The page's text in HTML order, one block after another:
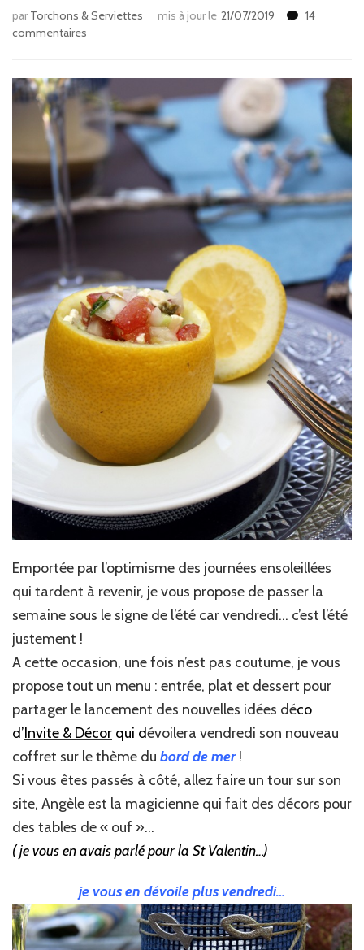
par Torchons & Serviettes mis à jour le 21/07/2019
14
commentaires
une
idée
d’entrée
pour
l’été…
Emportée par l’optimisme des journées ensoleillées
qui tardent à revenir, je vous propose de passer la
semaine sous le signe de l’été car vendredi… c’est l’été
justement !
A cette occasion, une fois n’est pas coutume, je vous
propose tout un menu : entrée, plat et dessert pour
partager le lancement des nouvelles idées déco
d’Invite & Décor qui dévoilera vendredi son nouveau
coffret sur le thème du bord de mer!
Si vous êtes passés à côté, allez faire un tour sur son
site, Angèle est la magicienne qui fait des décors pour
des tables de « ouf »…
(je vous en avais parlépour la St Valentin…)
je vous en dévoile plus vendredi…